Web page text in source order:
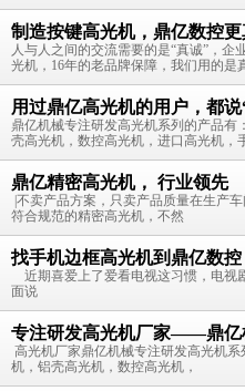
制造按键高光机，鼎亿数控
人与人之间的交流需要的是“真诚”，
光机，16年的老品牌保障，我们用的是
用过鼎亿高光机的用户，都说
鼎亿机械专注研发高光机系列的产品有
壳高光机，数控高光机，进口高光机，
鼎亿精密高光机， 行业领先
|不卖产品方案，只卖产品质量在生产
符合规范的精密高光机，不然
找手机边框高光机到鼎亿数
近期喜爱上了爱看电视这习惯，电视
面说
专注研发高光机厂家——鼎亿
高光机厂家鼎亿机械专注研发高光机
机，铝壳高光机，数控高光机，